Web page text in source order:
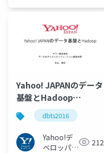
Yahoo! JAPANのデータ
基盤とHadoop
#dbts2016
dbts2016
Yahoo!デ
ベロッパー
212